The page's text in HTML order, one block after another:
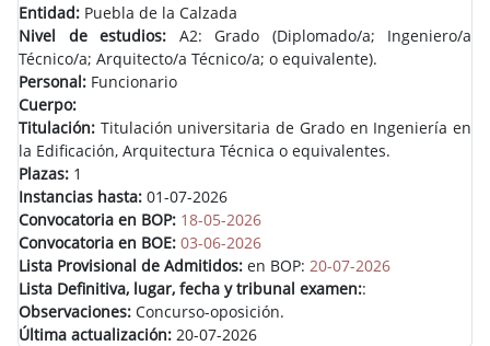
Entidad: Puebla de la Calzada
Nivel de estudios: A2: Grado (Diplomado/a; Ingeniero/a
Técnico/a; Arquitecto/a Técnico/a; o equivalente).
Personal: Funcionario
Cuerpo:
Titulación: Titulación universitaria de Grado en Ingeniería en
la Edificación, Arquitectura Técnica o equivalentes.
Plazas: 1
Instancias hasta: 01-07-2026
Convocatoria en BOP: 18-05-2026
Convocatoria en BOE: 03-06-2026
Lista Provisional de Admitidos: en BOP: 20-07-2026
Lista Definitiva, lugar, fecha y tribunal examen::
Observaciones: Concurso-oposición.
Última actualización: 20-07-2026